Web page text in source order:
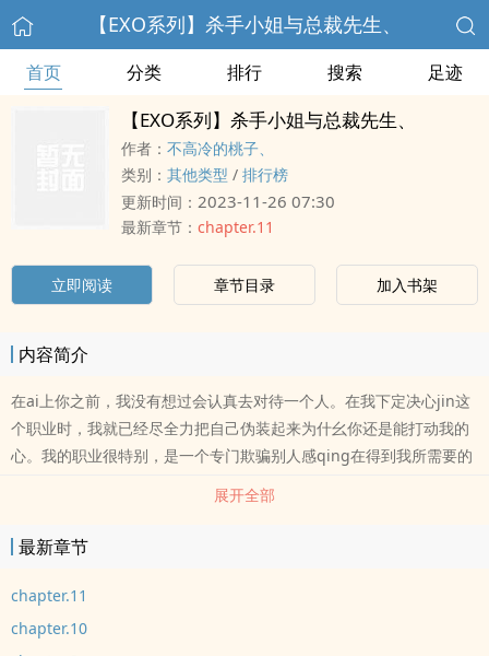
【EXO系列】杀手小姐与总裁先生、
首页 分类 排行 搜索 足迹
【EXO系列】杀手小姐与总裁先生、
作者： 不高冷的桃子、
类别： 其他类型 / 排行榜
更新时间： 2023-11-26 07:30
最新章节： chapter.11
立即阅读 章节目录 加入书架
内容简介
在ai上你之前，我没有想过会认真去对待一个人。在我下定决心jin这
个职业时，我就已经尽全力把自己伪装起来为什幺你还是能打动我的
心。我的职业很特别，是一个专门欺骗别人感qing在得到我所需要的
物品，在悄悄的离开，报酬很多风险也很大，我到底是走了对的路还
是错的？你总能照亮我的世界却又对我忽冷忽re，你到底是nuan和的
太yang还是冰冷的月亮？「我在你的世界就这幺渺小吗?」我强忍着
声音。「呵。说甚幺会保护我，原来一切都只是我幻想而已」?我冷
笑，是啊，自作多qing呢。「慕nuan.....不是这样的...」他解释，却
展开全部
最新章节
chapter.11
chapter.10